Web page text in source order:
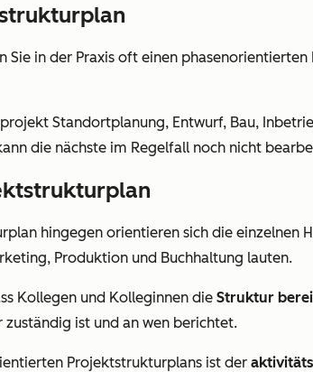
Sie in der Praxis oft einen
Standortplanung, Entwurf, Bau,
die nächste im Regelfall noch nicht
hingegen orientieren sich die einzelnen
Produktion und Buchhaltung lauten.
Kollegen und Kolleginnen die Struktur
ist und an wen berichtet.
Projektstrukturplans ist der